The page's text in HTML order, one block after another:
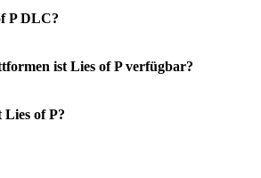
P DLC?
ist Lies of P verfügbar?
Lies of P?